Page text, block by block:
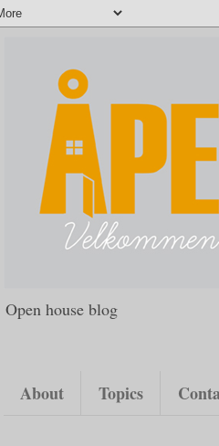
Open house blog
About Topics